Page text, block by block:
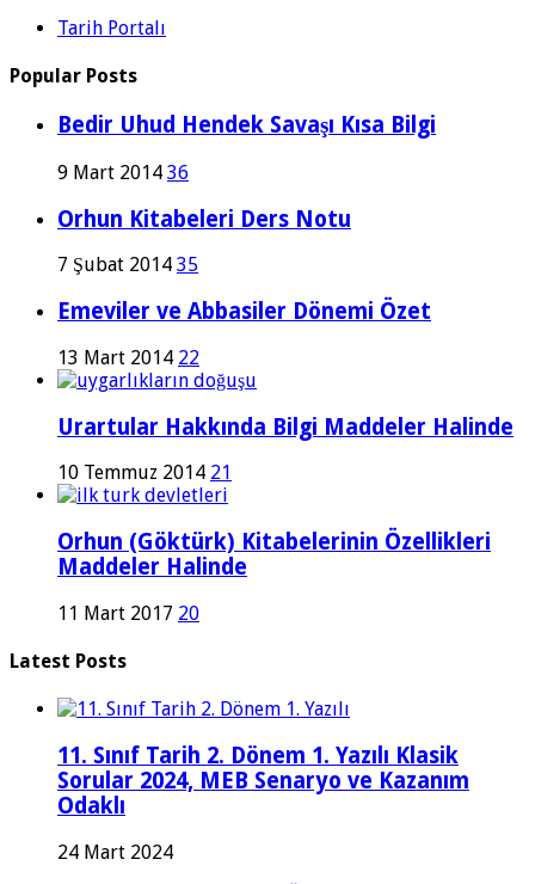
Tarih Portalı
Popular Posts
Bedir Uhud Hendek Savaşı Kısa Bilgi
9 Mart 2014 36
Orhun Kitabeleri Ders Notu
7 Şubat 2014 35
Emeviler ve Abbasiler Dönemi Özet
13 Mart 2014 22
Urartular Hakkında Bilgi Maddeler Halinde
10 Temmuz 2014 21
Orhun (Göktürk) Kitabelerinin Özellikleri
Maddeler Halinde
11 Mart 2017 20
Latest Posts
11. Sınıf Tarih 2. Dönem 1. Yazılı Klasik
Sorular 2024, MEB Senaryo ve Kazanım
Odaklı
24 Mart 2024